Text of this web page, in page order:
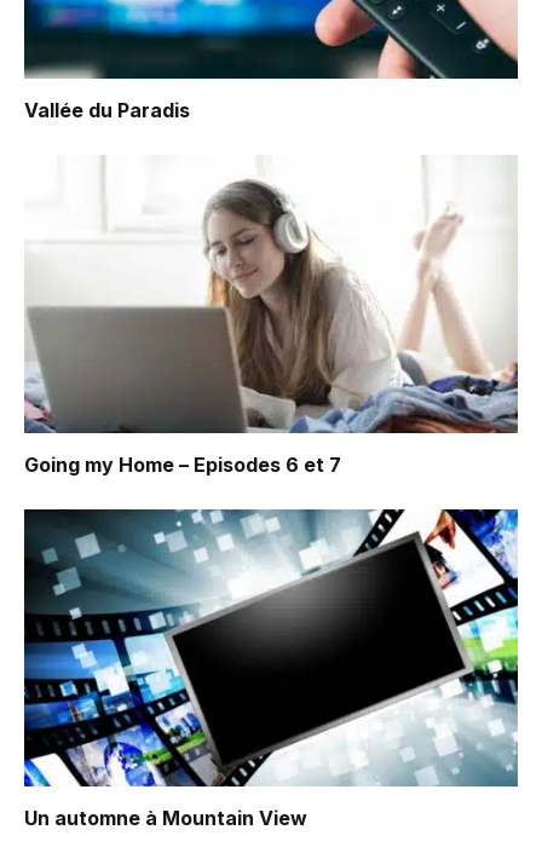
Vallée du Paradis
Going my Home – Episodes 6 et 7
Un automne à Mountain View